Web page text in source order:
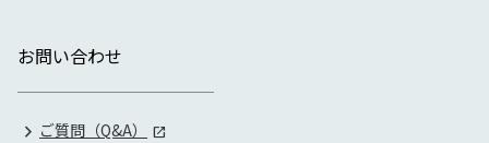
お問い合わせ
ご質問（Q&A）